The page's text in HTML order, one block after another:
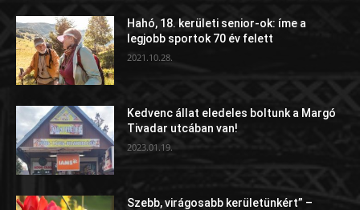
Hahó, 18. kerületi senior-ok: íme a
legjobb sportok 70 év felett
2021.10.28.
Kedvenc állat eledeles boltunk a Margó
Tivadar utcában van!
2023.01.19.
Szebb, virágosabb kerületünkért” –